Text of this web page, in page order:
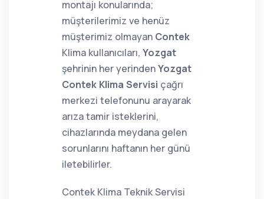
montajı konularında;
müşterilerimiz ve henüz
müşterimiz olmayan Contek
Klima kullanıcıları, Yozgat
şehrinin her yerindenYozgat
Contek Klima Servisi çağrı
merkezi telefonunu arayarak
arıza tamir isteklerini,
cihazlarında meydana gelen
sorunlarını haftanın her günü
iletebilirler.
Contek Klima Teknik Servisi